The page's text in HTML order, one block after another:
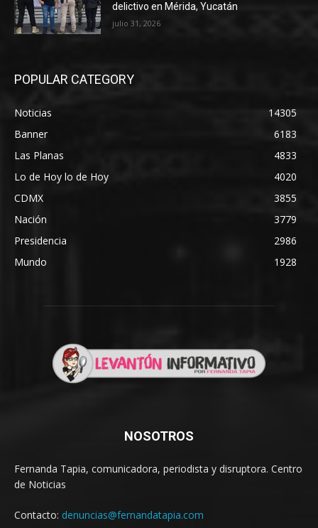
delictivo en Mérida, Yucatán
julio 31, 2026
POPULAR CATEGORY
Noticias
14305
Banner
6183
Las Planas
4833
Lo de Hoy lo de Hoy
4020
CDMX
3855
Nación
3779
Presidencia
2986
Mundo
1928
NOSOTROS
Fernanda Tapia, comunicadora, periodista y disruptora. Centro
de Noticias
Contacto: denuncias@fernandatapia.com